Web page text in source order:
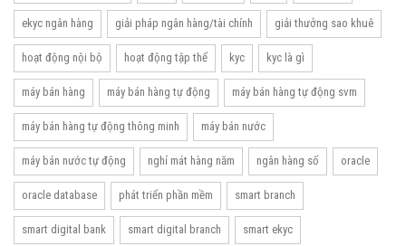
ekyc ngân hàng giải pháp ngân hàng/tài chính giải thưởng sao khuê
hoạt động nội bộ hoạt động tập thể kyc kyc là gì
máy bán hàng máy bán hàng tự động máy bán hàng tự động svm
máy bán hàng tự động thông minh máy bán nước
máy bán nước tự động nghỉ mát hàng năm ngân hàng số oracle
oracle database phát triển phần mềm smart branch
smart digital bank smart digital branch smart ekyc